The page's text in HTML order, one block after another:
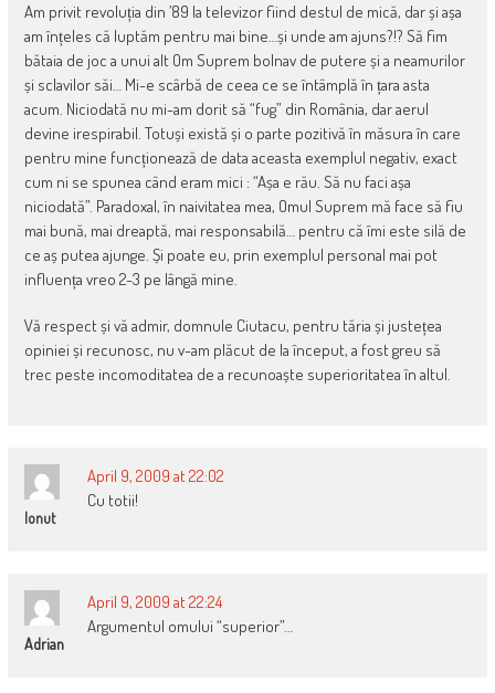
Am privit revoluția din ’89 la televizor fiind destul de mică, dar și așa
am înțeles că luptăm pentru mai bine…și unde am ajuns?!? Să fim
bătaia de joc a unui alt Om Suprem bolnav de putere și a neamurilor
și sclavilor săi… Mi-e scârbă de ceea ce se întâmplă în țara asta
acum. Niciodată nu mi-am dorit să “fug” din România, dar aerul
devine irespirabil. Totuși există și o parte pozitivă în măsura în care
pentru mine funcționează de data aceasta exemplul negativ, exact
cum ni se spunea când eram mici : “Așa e rău. Să nu faci așa
niciodată”. Paradoxal, în naivitatea mea, Omul Suprem mă face să fiu
mai bună, mai dreaptă, mai responsabilă… pentru că îmi este silă de
ce aș putea ajunge. Și poate eu, prin exemplul personal mai pot
influența vreo 2-3 pe lângă mine.
Vă respect și vă admir, domnule Ciutacu, pentru tăria și justețea
opiniei și recunosc, nu v-am plăcut de la început, a fost greu să
trec peste incomoditatea de a recunoaște superioritatea în altul.
Ionut
April 9, 2009 at 22:02
Cu totii!
Adrian
April 9, 2009 at 22:24
Argumentul omului “superior”…